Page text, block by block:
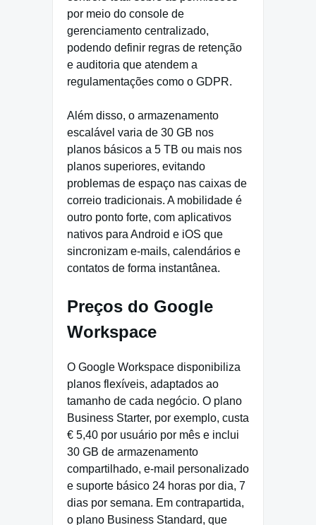
por meio do console de
gerenciamento centralizado,
podendo definir regras de retenção
e auditoria que atendem a
regulamentações como o GDPR.
Além disso, o armazenamento
escalável varia de 30 GB nos
planos básicos a 5 TB ou mais nos
planos superiores, evitando
problemas de espaço nas caixas de
correio tradicionais. A mobilidade é
outro ponto forte, com aplicativos
nativos para Android e iOS que
sincronizam e-mails, calendários e
contatos de forma instantânea.
Preços do Google
Workspace
O Google Workspace disponibiliza
planos flexíveis, adaptados ao
tamanho de cada negócio. O plano
Business Starter, por exemplo, custa
€ 5,40 por usuário por mês e inclui
30 GB de armazenamento
compartilhado, e-mail personalizado
e suporte básico 24 horas por dia, 7
dias por semana. Em contrapartida,
o plano Business Standard, que